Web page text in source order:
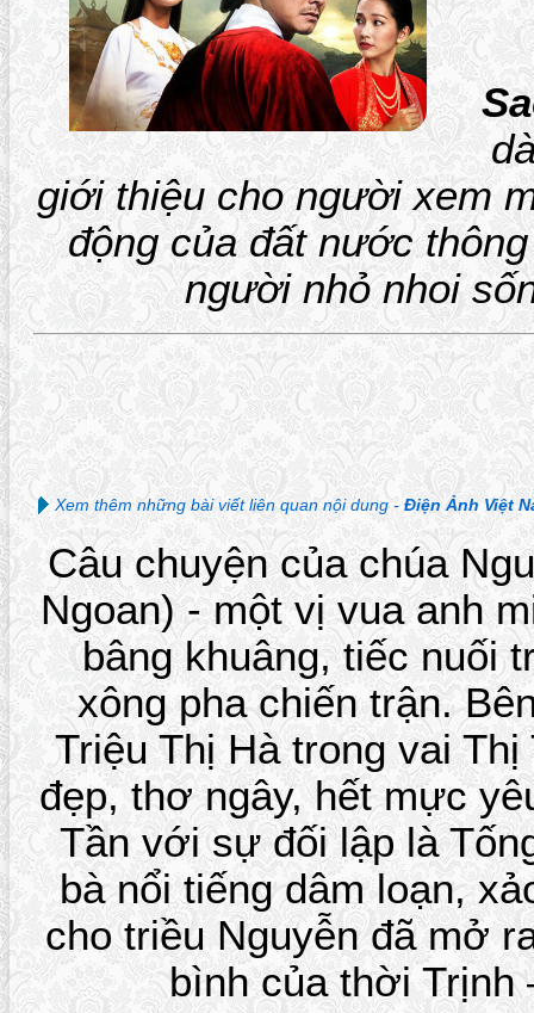
giới thiệu cho người xem
động của đất nước
người nhỏ nhoi
Xem thêm những bài viết liên quan nội dung - Điện Ảnh Việt
Câu chuyện của chúa
Ngoan) - một vị vua anh
bâng khuâng, tiếc nuối
xông pha chiến trận.
Triệu Thị Hà trong vai
đẹp, thơ ngây, hết mực
Tần với sự đối lập là
bà nổi tiếng dâm loạn,
cho triều Nguyễn đã mở
bình của thời Trịnh